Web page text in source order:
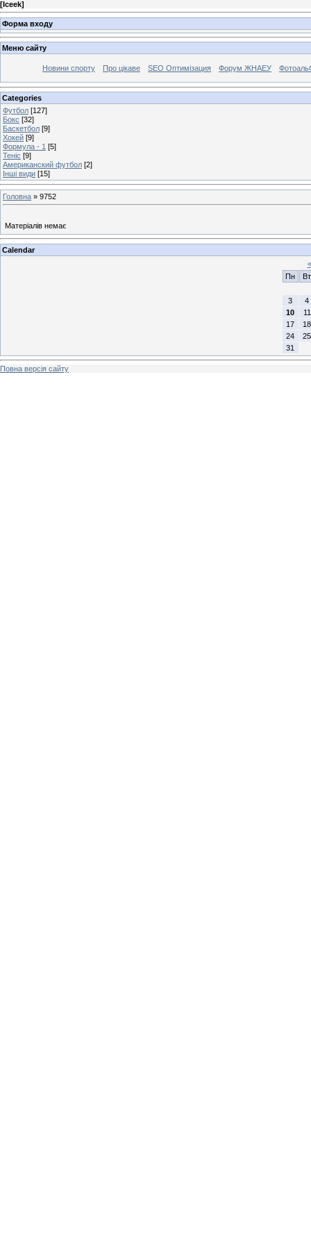
[Iceek]
Форма входу
Меню сайту
Новини спорту Про цікаве SEO Оптимізация Форум ЖНАЕУ
Categories
Футбол [127]
Бокс [32]
Баскетбол [9]
Хокей [9]
Формула - 1 [5]
Теніс [9]
Американский футбол [2]
Інші види [15]
Головна » 9752
Матеріалів немає
Calendar
«
Пн
Вт
3
4
10
11
17
18
24
25
31
Повна версія сайту